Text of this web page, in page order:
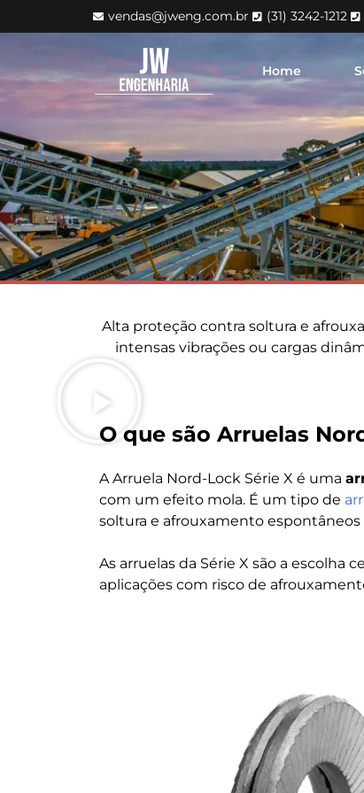
vendas@jweng.com.br (31) 3242-1212
Home
Alta proteção contra soltura e
intensas vibrações ou cargas
O que são Arruelas
A Arruela Nord-Lock Série X é uma
com um efeito mola. É um tipo de
soltura e afrouxamento espontâneos
As arruelas da Série X são a escolha
aplicações com risco de